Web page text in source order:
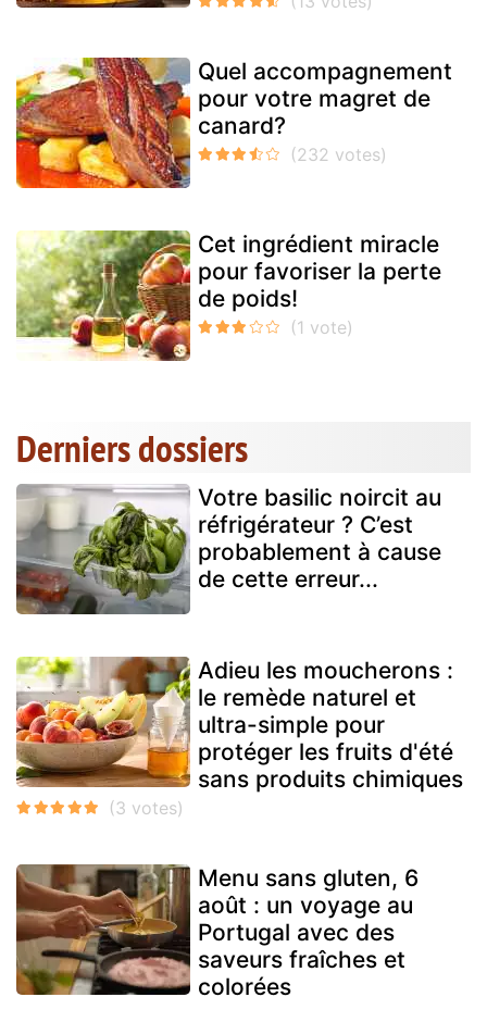
Quel accompagnement
pour votre magret de
canard?
Cet ingrédient miracle
pour favoriser la perte
de poids!
Derniers dossiers
Votre basilic noircit au
réfrigérateur ? C’est
probablement à cause
de cette erreur...
Adieu les moucherons :
le remède naturel et
ultra-simple pour
protéger les fruits d'été
sans produits chimiques
Menu sans gluten, 6
août : un voyage au
Portugal avec des
saveurs fraîches et
colorées